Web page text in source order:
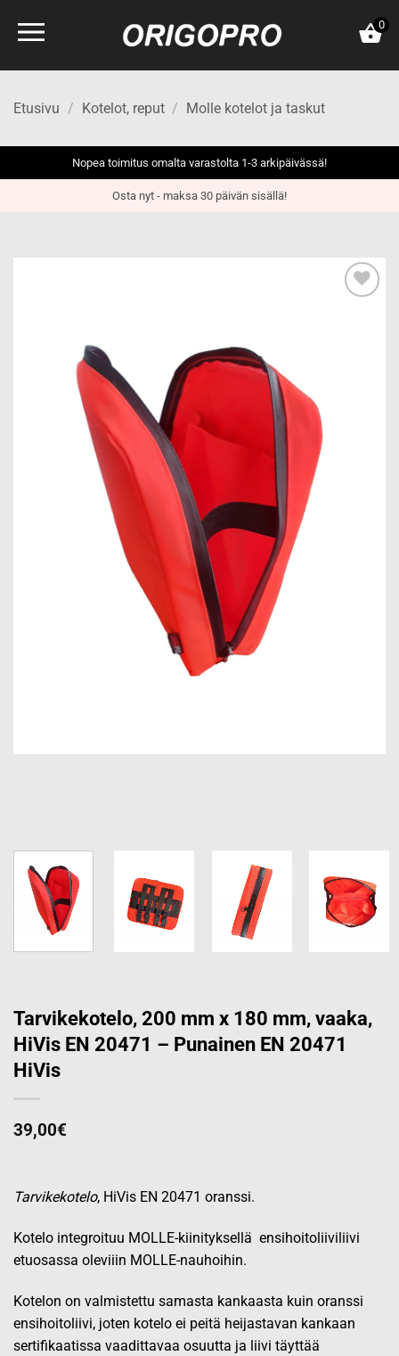
0
Etusivu / Kotelot, reput / Molle kotelot ja taskut
Nopea toimitus omalta varastolta 1-3 arkipäivässä!
Osta nyt - maksa 30 päivän sisällä!
Tarvikekotelo, 200 mm x 180 mm, vaaka,
HiVis EN 20471 – Punainen EN 20471
HiVis
39,00€
Tarvikekotelo, HiVis EN 20471 oranssi.
Kotelo integroituu MOLLE-kiinityksellä ensihoitoliiviliivi
etuosassa oleviiin MOLLE-nauhoihin.
Kotelon on valmistettu samasta kankaasta kuin oranssi
ensihoitoliivi, joten kotelo ei peitä heijastavan kankaan
sertifikaatissa vaadittavaa osuutta ja liivi täyttää